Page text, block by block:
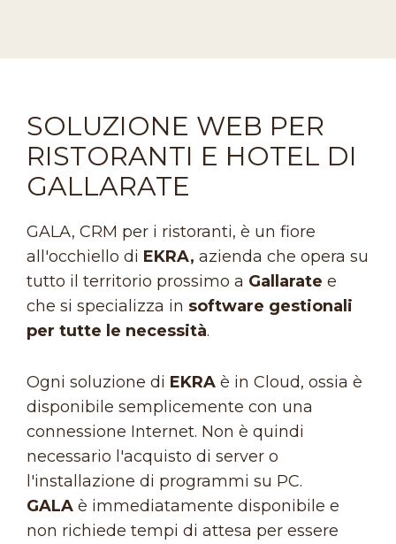
SOLUZIONE WEB PER
RISTORANTI E HOTEL DI
GALLARATE
GALA, CRM per i ristoranti, è un fiore
all'occhiello di EKRA, azienda che opera su
tutto il territorio prossimo a Gallarate e
che si specializza in software gestionali
per tutte le necessità.
Ogni soluzione di EKRA è in Cloud, ossia è
disponibile semplicemente con una
connessione Internet. Non è quindi
necessario l'acquisto di server o
l'installazione di programmi su PC.
GALA è immediatamente disponibile e
non richiede tempi di attesa per essere